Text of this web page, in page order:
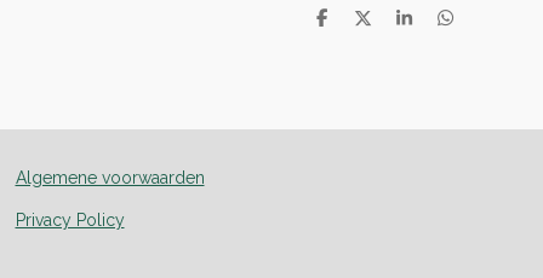
D
D
S
D
Algemene voorwaarden
Privacy Policy